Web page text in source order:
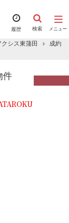
メニュー
検索
履歴
シス東蒲田
成約
件